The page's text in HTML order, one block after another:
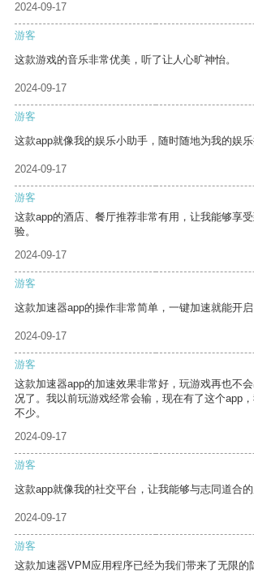
2024-09-17
游客
这款游戏的音乐非常优美，听了让人心旷神怡。
2024-09-17
游客
这款app就像我的娱乐小助手，随时随地为我的娱乐
2024-09-17
游客
这款app的酒店、餐厅推荐非常有用，让我能够享
验。
2024-09-17
游客
这款加速器app的操作非常简单，一键加速就能开启
2024-09-17
游客
这款加速器app的加速效果非常好，玩游戏再也不
况了。我以前玩游戏经常会输，现在有了这个app
不少。
2024-09-17
游客
这款app就像我的社交平台，让我能够与志同道合的
2024-09-17
游客
这款加速器VPM应用程序已经为我们带来了无限的